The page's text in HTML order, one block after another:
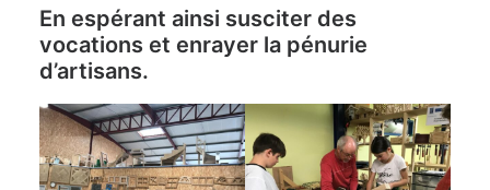
En espérant ainsi susciter des
vocations et enrayer la pénurie
d’artisans.